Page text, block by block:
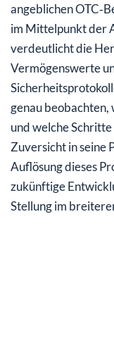
angeblichen
im Mittelpunkt der
verdeutlicht die
Vermögenswerte
genau
und welche
Zuversicht in seine
Auflösung dieses
zukünftige
Stellung im